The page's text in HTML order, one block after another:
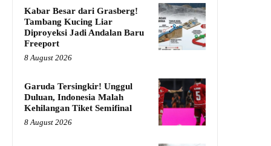
Kabar Besar dari Grasberg!
Tambang Kucing Liar
Diproyeksi Jadi Andalan Baru
Freeport
8 August 2026
Garuda Tersingkir! Unggul
Duluan, Indonesia Malah
Kehilangan Tiket Semifinal
8 August 2026